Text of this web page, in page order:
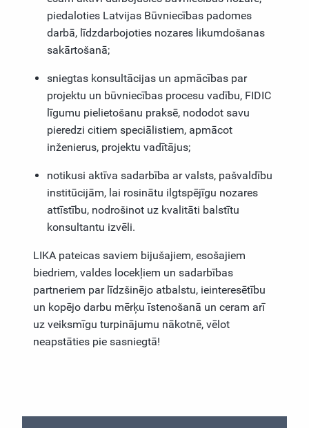
piedaloties Latvijas Būvniecības padomes
darbā, līdzdarbojoties nozares likumdošanas
sakārtošanā;
sniegtas konsultācijas un apmācības par
projektu un būvniecības procesu vadību, FIDIC
līgumu pielietošanu praksē, nododot savu
pieredzi citiem speciālistiem, apmācot
inženierus, projektu vadītājus;
notikusi aktīva sadarbība ar valsts, pašvaldību
institūcijām, lai rosinātu ilgtspējīgu nozares
attīstību, nodrošinot uz kvalitāti balstītu
konsultantu izvēli.
LIKA pateicas saviem bijušajiem, esošajiem
biedriem, valdes locekļiem un sadarbības
partneriem par līdzšinējo atbalstu, ieinteresētību
un kopējo darbu mērķu īstenošanā un ceram arī
uz veiksmīgu turpinājumu nākotnē, vēlot
neapstāties pie sasniegtā!